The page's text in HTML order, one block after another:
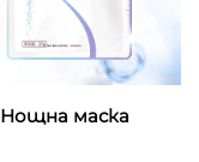
Нощна маска